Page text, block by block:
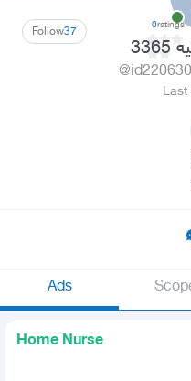
37
Follow 0ratings
Last
Ads
Home Nurse